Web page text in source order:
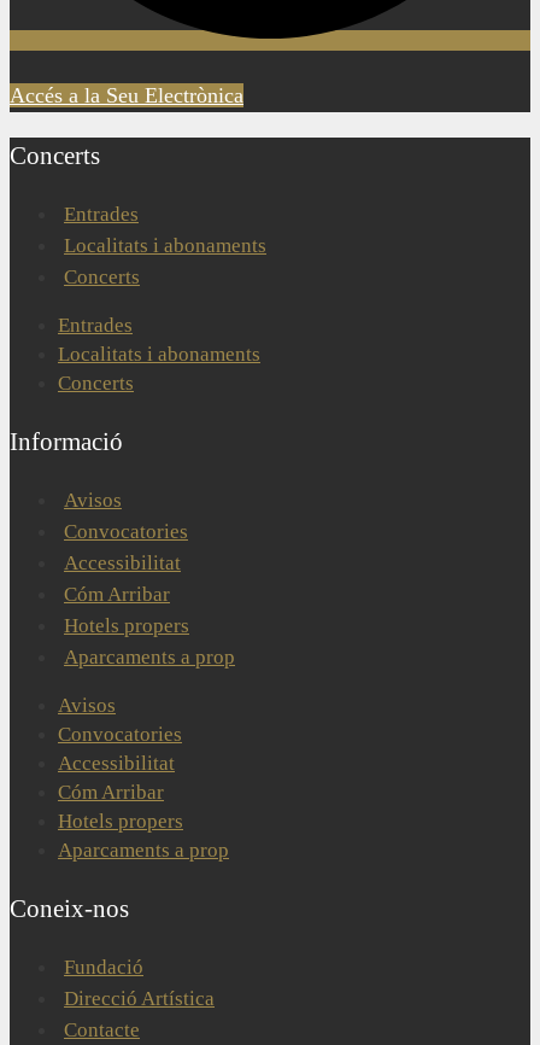
Accés a la Seu Electrònica
Concerts
Entrades
Localitats i abonaments
Concerts
Entrades
Localitats i abonaments
Concerts
Informació
Avisos
Convocatories
Accessibilitat
Cóm Arribar
Hotels propers
Aparcaments a prop
Avisos
Convocatories
Accessibilitat
Cóm Arribar
Hotels propers
Aparcaments a prop
Coneix-nos
Fundació
Direcció Artística
Contacte